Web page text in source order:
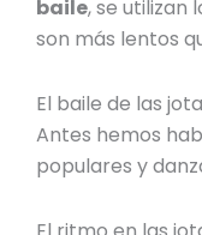
baile, se utilizan
son más lentos
El baile de las
Antes hemos
populares y